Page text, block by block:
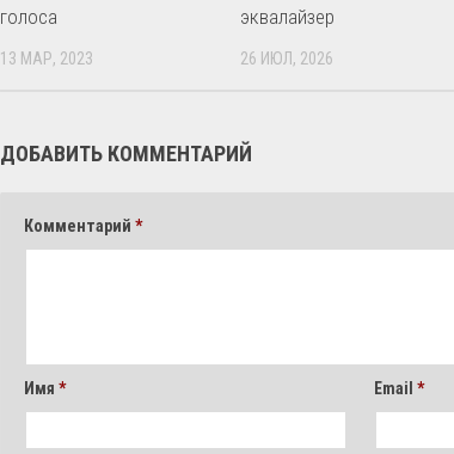
голоса
13 МАР, 2023
эквалайзер
26 ИЮЛ, 2026
ДОБАВИТЬ КОММЕНТАРИЙ
Комментарий *
Имя * Email*